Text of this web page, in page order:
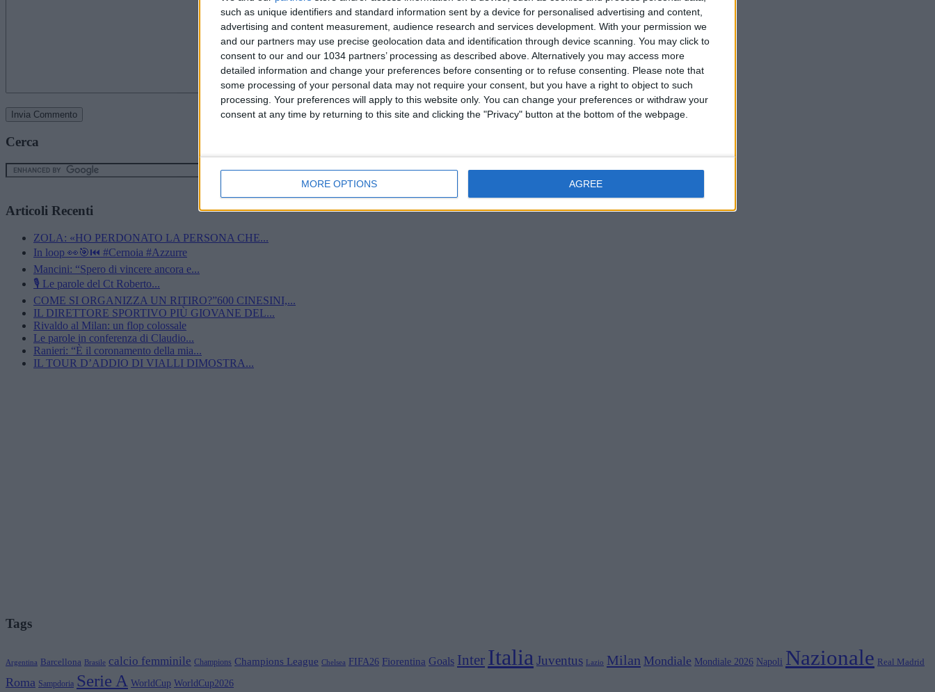
such as unique identifiers and standard information sent by a device for personalised advertising and content,
advertising and content measurement, audience research and services development. With your permission we
and our partners may use precise geolocation data and identification through device scanning. You may click to
consent to our and our 1034 partners’ processing as described above. Alternatively you may access more
detailed information and change your preferences before consenting or to refuse consenting.
Please note that
some processing of your personal data may not require your consent, but you have a right to object to such
processing. Your preferences will apply to this website only. You can change your preferences or withdraw your
consent at any time by returning to this site and clicking the "Privacy" button at the bottom of the webpage.
MORE OPTIONS AGREE
Cerca
Articoli Recenti
ZOLA: «HO PERDONATO LA PERSONA CHE...
In loop 👀🎯⏮️ #Cernoia #Azzurre
Mancini: “Spero di vincere ancora e...
🎙️ Le parole del Ct Roberto...
COME SI ORGANIZZA UN RITIRO?”600 CINESINI,...
IL DIRETTORE SPORTIVO PIÙ GIOVANE DEL...
Rivaldo al Milan: un flop colossale
Le parole in conferenza di Claudio...
Ranieri: “È il coronamento della mia...
IL TOUR D’ADDIO DI VIALLI DIMOSTRA...
Tags
Argentina Barcellona Brasile calcio femminile Champions Champions League Chelsea FIFA26 Fiorentina Goals Inter Italia Juventus Lazio Milan Mondiale Mondiale 2026 Napoli Nazionale Real Madrid
Roma Sampdoria Serie A WorldCup WorldCup2026